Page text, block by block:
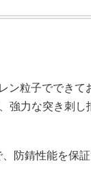
ン粒子ででき
力な突き刺し
防錆性能を保証